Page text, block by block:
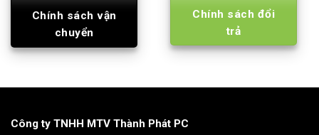
Chính sách vận
chuyển
Chính sách đổi
trả
Công ty TNHH MTV Thành Phát PC